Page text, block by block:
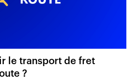
le transport de fret
?